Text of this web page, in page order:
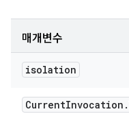
매개변수
isolation
CurrentInvocation .